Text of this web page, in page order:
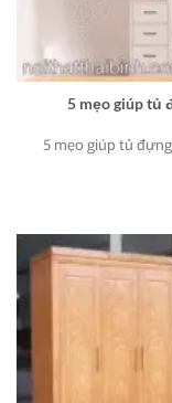
5 mẹo giúp tủ
5 mẹo giúp tủ